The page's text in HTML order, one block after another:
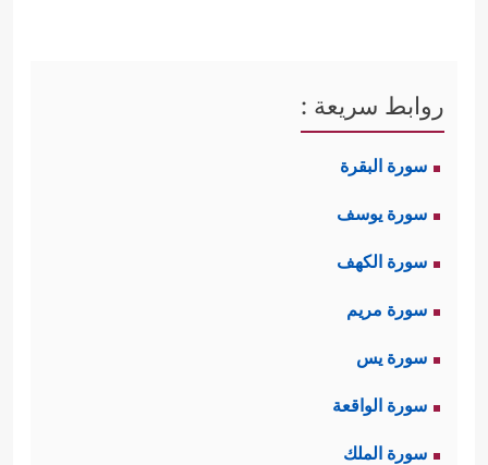
روابط سريعة :
سورة البقرة
سورة يوسف
سورة الكهف
سورة مريم
سورة يس
سورة الواقعة
سورة الملك